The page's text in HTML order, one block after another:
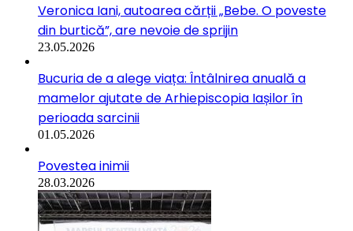
Veronica Iani, autoarea cărții „Bebe. O poveste
din burtică”, are nevoie de sprijin
23.05.2026
Bucuria de a alege viața: Întâlnirea anuală a
mamelor ajutate de Arhiepiscopia Iașilor în
perioada sarcinii
01.05.2026
Povestea inimii
28.03.2026